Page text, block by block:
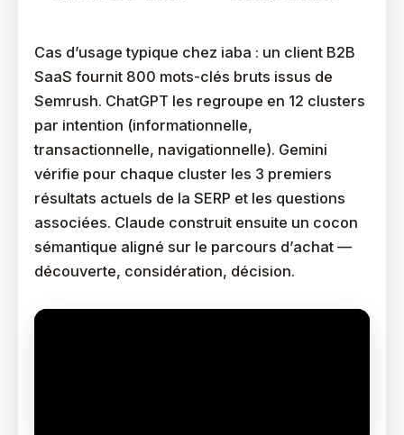
Cas d’usage typique chez iaba : un client B2B
SaaS fournit 800 mots-clés bruts issus de
Semrush. ChatGPT les regroupe en 12 clusters
par intention (informationnelle,
transactionnelle, navigationnelle). Gemini
vérifie pour chaque cluster les 3 premiers
résultats actuels de la SERP et les questions
associées. Claude construit ensuite un cocon
sémantique aligné sur le parcours d’achat —
découverte, considération, décision.